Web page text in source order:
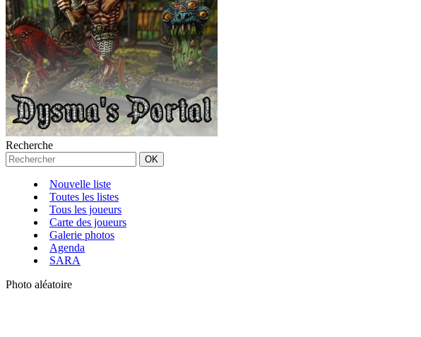
Recherche
Nouvelle liste
Toutes les listes
Tous les joueurs
Carte des joueurs
Galerie photos
Agenda
SARA
Photo aléatoire